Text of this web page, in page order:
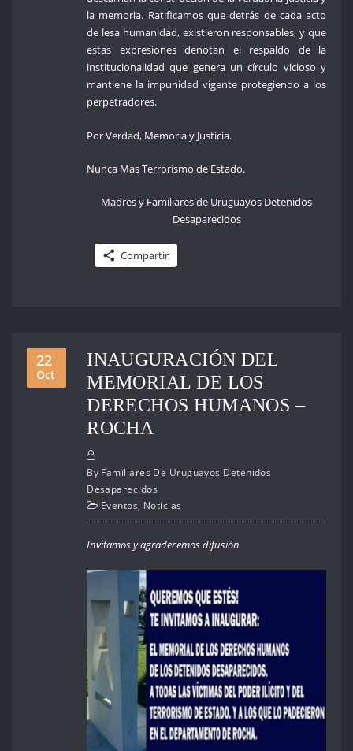
la memoria. Ratificamos que detrás de cada acto
de lesa humanidad, existieron responsables, y que
estas expresiones denotan el respaldo de la
institucionalidad que genera un círculo vicioso y
mantiene la impunidad vigente protegiendo a los
perpetradores.
Por Verdad, Memoria y Justicia.
Nunca Más Terrorismo de Estado.
Madres y Familiares de Uruguayos Detenidos
Desaparecidos
Compartir
22
Oct
INAUGURACIÓN DEL
MEMORIAL DE LOS
DERECHOS HUMANOS –
ROCHA
By Familiares De Uruguayos Detenidos
Desaparecidos
Eventos, Noticias
Invitamos y agradecemos difusión